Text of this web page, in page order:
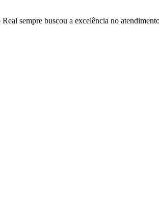
sempre buscou a excelência no